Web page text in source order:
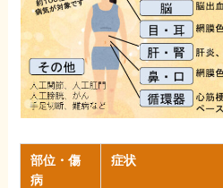
部位・傷
病
症状